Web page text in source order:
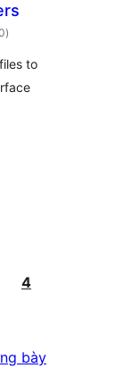
tổng
đánh
)
to
4
bày